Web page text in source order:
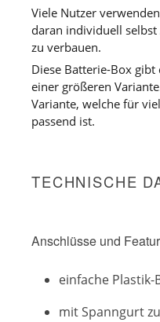
Viele Nutzer
daran individuell
zu verbauen.
Diese Batterie-Box
einer größeren
Variante, welche für
passend ist.
TECHNISCHE
Anschlüsse und
einfache Plastik-
mit Spanngurt